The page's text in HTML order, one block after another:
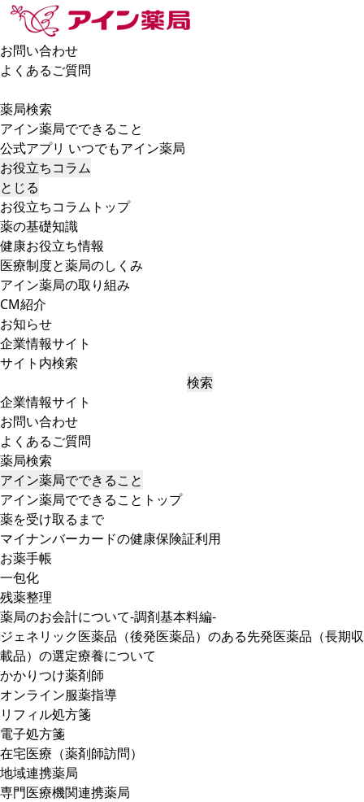
お問い合わせ
よくあるご質問
薬局検索
アイン薬局でできること
公式アプリ いつでもアイン薬局
お役立ちコラム
とじる
お役立ちコラムトップ
薬の基礎知識
健康お役立ち情報
医療制度と薬局のしくみ
アイン薬局の取り組み
CM紹介
お知らせ
企業情報サイト
サイト内検索
検索
企業情報サイト
お問い合わせ
よくあるご質問
薬局検索
アイン薬局でできること
アイン薬局でできることトップ
薬を受け取るまで
マイナンバーカードの健康保険証利用
お薬手帳
一包化
残薬整理
薬局のお会計について-調剤基本料編-
ジェネリック医薬品（後発医薬品）のある先発医薬品（長期収
載品）の選定療養について
かかりつけ薬剤師
オンライン服薬指導
リフィル処方箋
電子処方箋
在宅医療（薬剤師訪問）
地域連携薬局
専門医療機関連携薬局